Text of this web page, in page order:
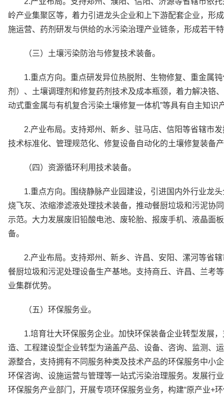
岭产业集聚区等，着力引进龙头企业和上下游配套企业，形
施运营、药剂研发与供给的水污染治理产业链条，形成若干
（三）土壤污染防治与修复技术装备。
1.重点方向。重点研发异位热脱附、生物修复、重金属
剂）、土壤调理剂和修复药剂技术及成本瓶颈，着力解决铬
动式重金属与有机复合污染土壤修复一体机”等具有自主知识
2.产业布局。支持郑州、新乡、驻马店、信阳等省辖市
技术标准化、管理规范化、修复设备自动化的土壤修复装备
（四）资源循环利用技术装备。
1.重点方向。围绕静脉产业园建设，引进国内外行业龙
烧飞灰、浓缩渗滤液处理技术装备，推动餐厨垃圾和污泥协
示范。大力发展废旧铅酸电池、废轮胎、报废手机、液晶面
备。
2.产业布局。支持郑州、新乡、许昌、安阳、漯河等省
餐厨垃圾和污泥处理设备生产基地。支持商丘、许昌、兰考
业集群优势。
（五）环保服务业。
1.培育壮大环保服务企业。加快环保装备企业转型发展
造、工程建设型企业转型为涵盖产品、设备、咨询、监测、
源整合，支持拥有不同服务种类及技术产品的环保服务中小
环保咨询、设施运营与管理等一站式污染治理服务。发展行
环保服务产业部门，开展专项环保服务业务，构建“原产业+